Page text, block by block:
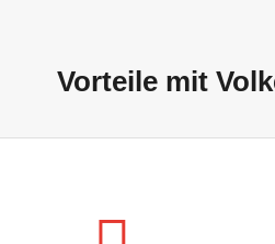
Vorteile mit